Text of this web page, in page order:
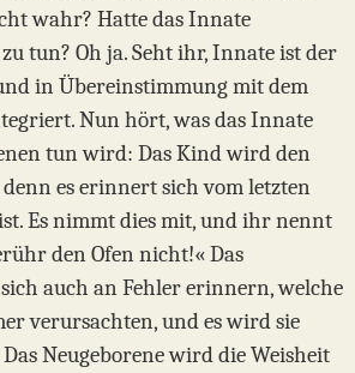
wahr? Hatte das Innate
tun? Oh ja. Seht ihr, Innate ist der
in Übereinstimmung mit dem
Nun hört, was das Innate
tun wird: Das Kind wird den
es erinnert sich vom letzten
Es nimmt dies mit, und ihr nennt
den Ofen nicht!« Das
auch an Fehler erinnern, welche
verursachten, und es wird sie
Neugeborene wird die Weisheit